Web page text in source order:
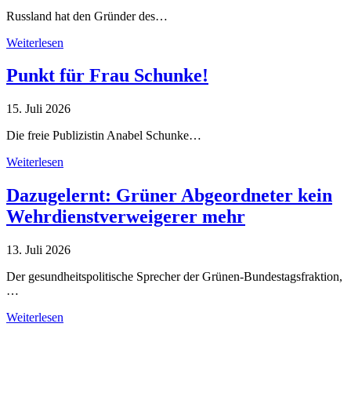
Russland hat den Gründer des…
Weiterlesen
Punkt für Frau Schunke!
15. Juli 2026
Die freie Publizistin Anabel Schunke…
Weiterlesen
Dazugelernt: Grüner Abgeordneter kein
Wehrdienstverweigerer mehr
13. Juli 2026
Der gesundheitspolitische Sprecher der Grünen-Bundestagsfraktion,
…
Weiterlesen